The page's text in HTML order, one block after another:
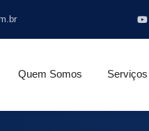
Quem Somos Serviços